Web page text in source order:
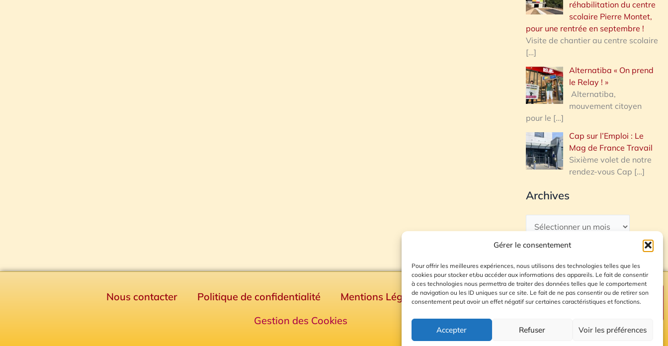
Gérer le consentement
Pour offrir les meilleures expériences, nous utilisons des technologies telles que les
cookies pour stocker et/ou accéder aux informations des appareils. Le fait de consentir
à ces technologies nous permettra de traiter des données telles que le comportement
de navigation ou les ID uniques sur ce site. Le fait de ne pas consentir ou de retirer son
consentement peut avoir un effet négatif sur certaines caractéristiques et fonctions.
Accepter Refuser Voir les préférences
réhabilitation du centre
scolaire Pierre Montet,
pour une rentrée en septembre !
Visite de chantier au centre scolaire
[…]
Alternatiba « On prend
le Relay ! »
Alternatiba,
mouvement citoyen
pour le […]
Cap sur l’Emploi : Le
Mag de France Travail
Sixième volet de notre
rendez-vous Cap […]
Archives
Nous contacter Politique de confidentialité Mentions Légales
Plan du site
Gestion des Cookies